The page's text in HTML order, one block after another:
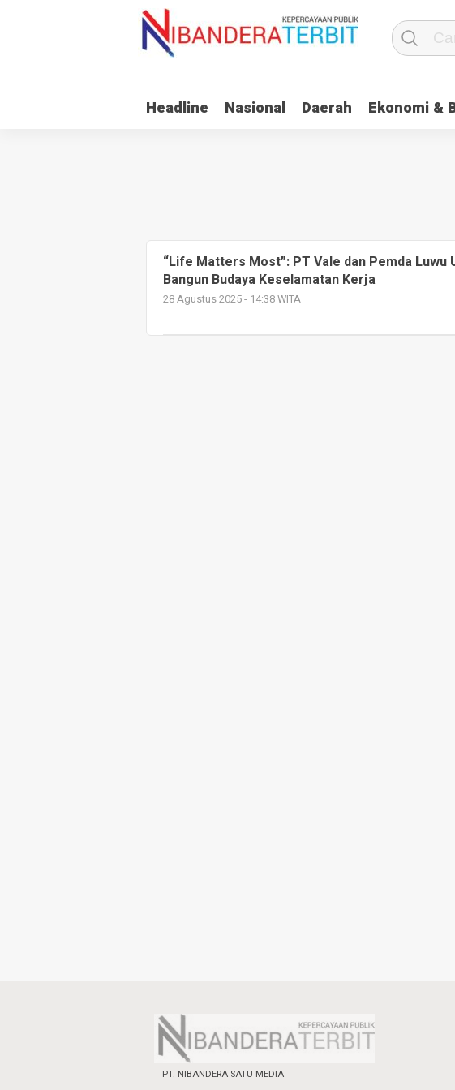
Headline Nasional Daerah Ekonomi &
“Life Matters Most”: PT Vale dan Pemda
Bangun Budaya Keselamatan Kerja
28 Agustus 2025 - 14:38 WITA
PT. NIBANDERA SATU MEDIA